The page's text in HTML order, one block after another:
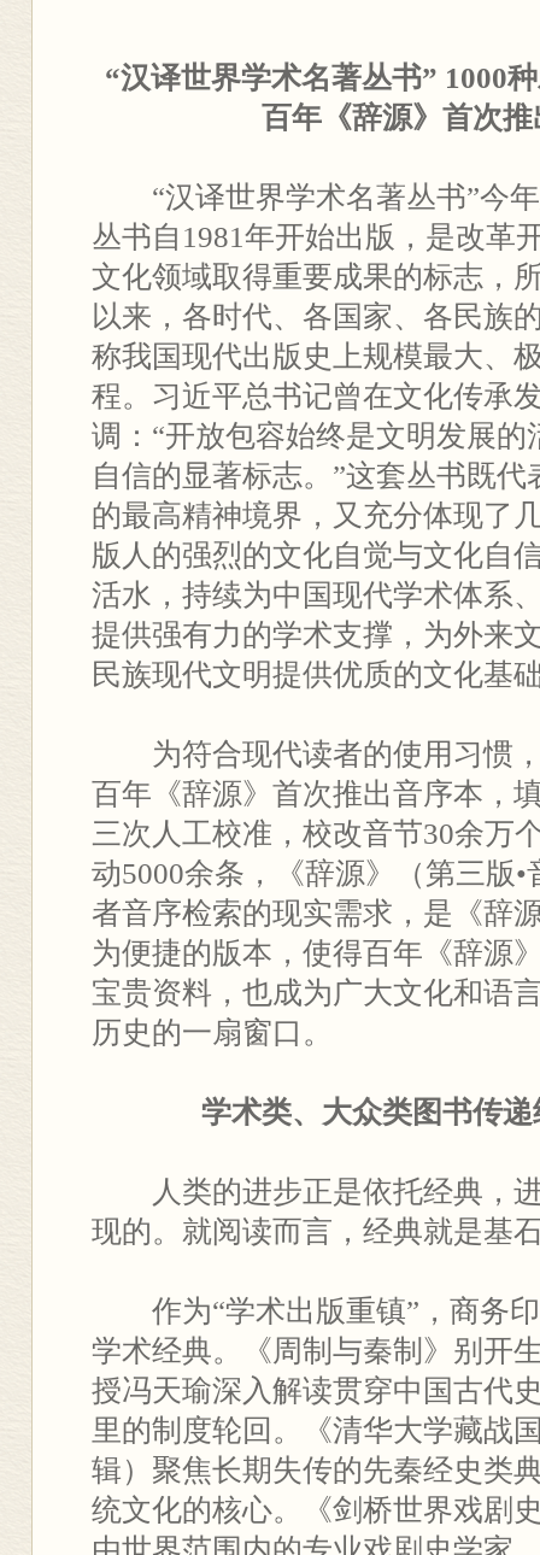
“汉译世界学术名著丛书” 1000
百年《辞源》首次
“汉译世界学术名著丛书”今年
丛书自1981年开始出版，是改革
文化领域取得重要成果的标志，
以来，各时代、各国家、各民族
称我国现代出版史上规模最大、
程。习近平总书记曾在文化传承
调：“开放包容始终是文明发展
自信的显著标志。”这套丛书既
的最高精神境界，又充分体现了
版人的强烈的文化自觉与文化自
活水，持续为中国现代学术体系
提供强有力的学术支撑，为外来
民族现代文明提供优质的文化基
为符合现代读者的使用习惯，
百年《辞源》首次推出音序本，
三次人工校准，校改音节30余万
动5000余条，《辞源》（第三版
者音序检索的现实需求，是《辞
为便捷的版本，使得百年《辞源
宝贵资料，也成为广大文化和语
历史的一扇窗口。
学术类、大众类图书传
人类的进步正是依托经典，进
现的。就阅读而言，经典就是基
作为“学术出版重镇”，商务印
学术经典。《周制与秦制》别开
授冯天瑜深入解读贯穿中国古代
里的制度轮回。《清华大学藏战
辑）聚焦长期失传的先秦经史类
统文化的核心。《剑桥世界戏剧